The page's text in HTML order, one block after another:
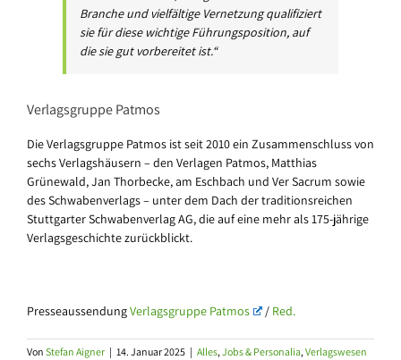
Branche und vielfältige Vernetzung qualifiziert
sie für diese wichtige Führungsposition, auf
die sie gut vorbereitet ist.“
Verlagsgruppe Patmos
Die Verlagsgruppe Patmos ist seit 2010 ein Zusammenschluss von
sechs Verlagshäusern – den Verlagen Patmos, Matthias
Grünewald, Jan Thorbecke, am Eschbach und Ver Sacrum sowie
des Schwabenverlags – unter dem Dach der traditionsreichen
Stuttgarter Schwabenverlag AG, die auf eine mehr als 175-jährige
Verlagsgeschichte zurückblickt.
PresseaussendungVerlagsgruppe Patmos / Red.
Von Stefan Aigner | 14. Januar 2025 | Alles,Jobs & Personalia,Verlagswesen